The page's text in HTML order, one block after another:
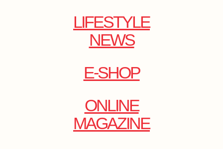
LIFESTYLE
NEWS
E-SHOP
ONLINE
MAGAZINE